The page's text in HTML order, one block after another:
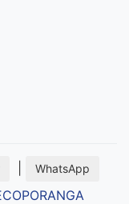
WhatsApp